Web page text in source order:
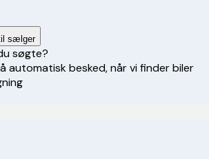
sælger
søgte?
automatisk besked, når vi finder biler